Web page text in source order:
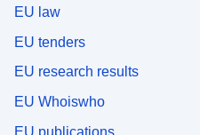
EU law
EU tenders
EU research results
EU Whoiswho
EU publications